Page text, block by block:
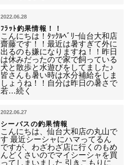
2022.06.28
ﾌﾗｯﾄ釣果情報！！
こんにちは！ﾀｯｸﾙﾍﾞﾘｰ仙台大和店
齋藤です！！最近は暑すぎて外に
出るのも嫌になりますね！！昨日
は休みだったので家で飼っている
犬と散歩と水遊びをしてました♪
皆さんも暑い時は水分補給をしま
しょうね！！自分は昨日の暑さで
若…続く
2022.06.27
シーバスの釣果情報
こんにちは、仙台大和店の丸山で
す 最近シーシャにハマってるん
ですが、わざわざ店に行くのもめ
んどくさいのでマイシーシャを買
ってしまいました 引きこもりに